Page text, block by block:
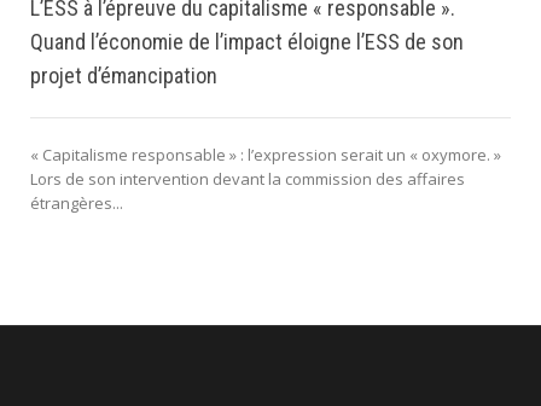
L’ESS à l’épreuve du capitalisme « responsable ».
Quand l’économie de l’impact éloigne l’ESS de son
projet d’émancipation
« Capitalisme responsable » : l’expression serait un « oxymore. »
Lors de son intervention devant la commission des affaires
étrangères...